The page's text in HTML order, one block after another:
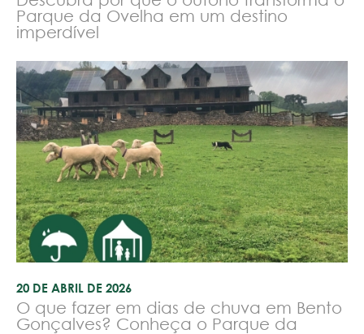
Parque da Ovelha em um destino
imperdível
20 DE ABRIL DE 2026
O que fazer em dias de chuva em Bento
Gonçalves? Conheça o Parque da